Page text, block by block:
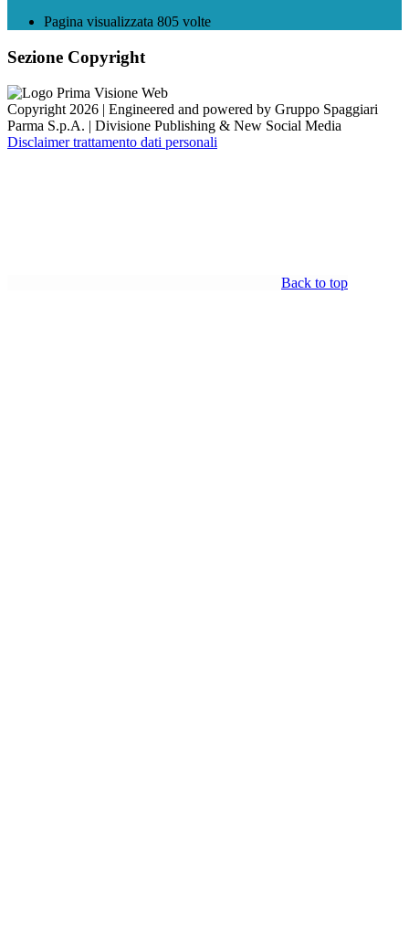
Pagina visualizzata 805 volte
Sezione Copyright
Copyright 2026 | Engineered and powered by Gruppo Spaggiari
Parma S.p.A. | Divisione Publishing & New Social Media
Disclaimer trattamento dati personali
Back to top